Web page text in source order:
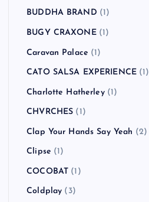
BUDDHA BRAND (1)
BUGY CRAXONE(1)
Caravan Palace (1)
CATO SALSA EXPERIENCE (1)
Charlotte Hatherley(1)
CHVRCHES (1)
Clap Your Hands Say Yeah (2)
Clipse (1)
COCOBAT (1)
Coldplay (3)